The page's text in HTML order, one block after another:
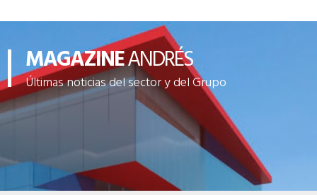
MAGAZINEANDRÉS
Últimas noticias del sector y del Grupo